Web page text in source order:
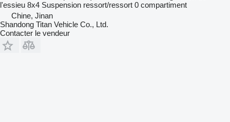
l'essieu 8x4 Suspension ressort/ressort 0 compartiment
Chine, Jinan
Shandong Titan Vehicle Co., Ltd.
Contacter le vendeur